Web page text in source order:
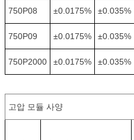
750P08 ±0.0175% ±0.035%
750P09 ±0.0175% ±0.035%
750P2000 ±0.0175% ±0.035%
고압 모듈 사양